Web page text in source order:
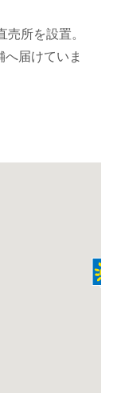
所を設置。
届けていま